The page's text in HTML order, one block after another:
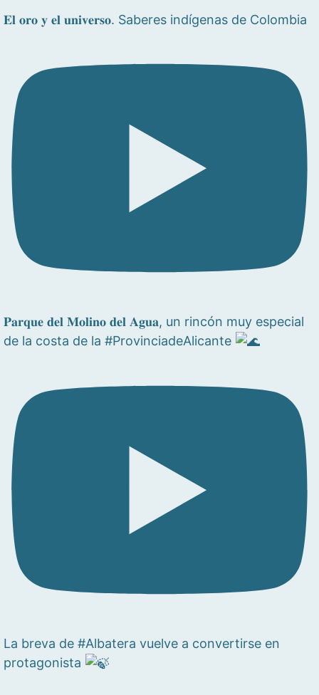
𝐄𝐥 𝐨𝐫𝐨 𝐲 𝐞𝐥 𝐮𝐧𝐢𝐯𝐞𝐫𝐬𝐨. Saberes indígenas de Colombia
𝐏𝐚𝐫𝐪𝐮𝐞 𝐝𝐞𝐥 𝐌𝐨𝐥𝐢𝐧𝐨 𝐝𝐞𝐥 𝐀𝐠𝐮𝐚, un rincón muy especial
de la costa de la #ProvinciadeAlicante
La breva de #Albatera vuelve a convertirse en
protagonista